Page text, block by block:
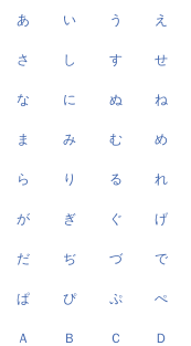
あ い う え
さ し す せ
な に ぬ ね
ま み む め
ら り る れ
が ぎ ぐ げ
だ ぢ づ で
ぱ ぴ ぷ ぺ
Ａ Ｂ Ｃ Ｄ